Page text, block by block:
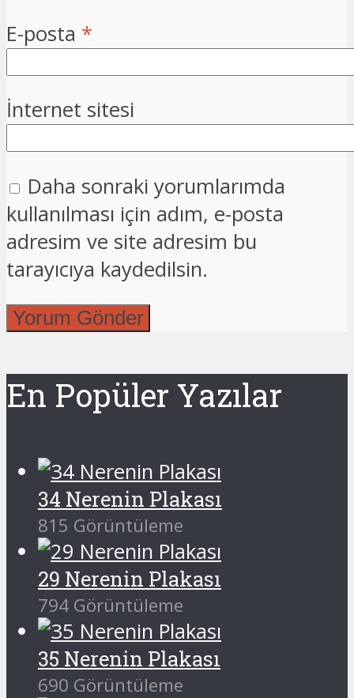
E-posta *
İnternet sitesi
Daha sonraki yorumlarımda
kullanılması için adım, e-posta
adresim ve site adresim bu
tarayıcıya kaydedilsin.
En Popüler Yazılar
34 Nerenin Plakası
815 Görüntüleme
29 Nerenin Plakası
794 Görüntüleme
35 Nerenin Plakası
690 Görüntüleme